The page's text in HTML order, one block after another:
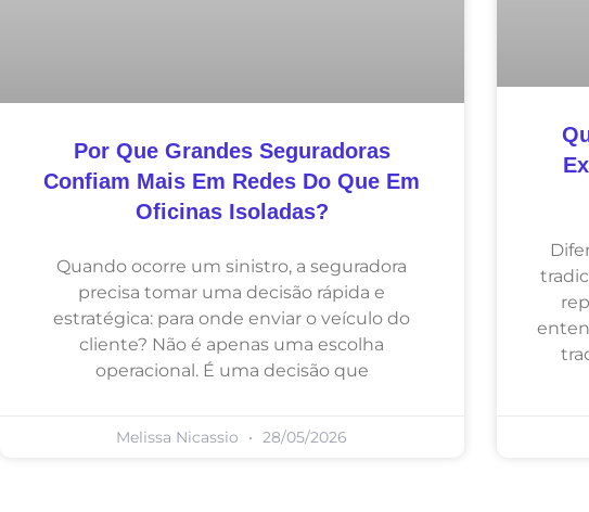
Por Que Grandes Seguradoras
Confiam Mais Em Redes Do Que Em
Oficinas Isoladas?
Quando ocorre um sinistro, a seguradora
precisa tomar uma decisão rápida e
estratégica: para onde enviar o veículo do
cliente? Não é apenas uma escolha
operacional. É uma decisão que
Melissa Nicassio 28/05/2026